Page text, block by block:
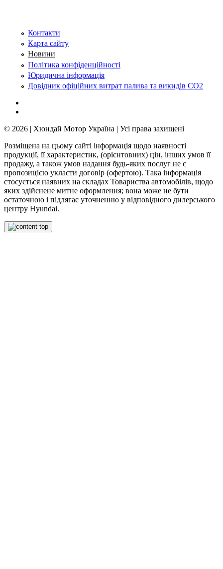
Контакти
Карта сайту
Новини
Політика конфіденційності
Юридична інформація
Довідник офіційних витрат палива та викидів СО2
© 2026 | Хюндай Мотор Україна | Усі права захищені
Розміщена на цьому сайті інформація щодо наявності
продукції, її характеристик, (орієнтовних) цін, інших умов її
продажу, а також умов надання будь-яких послуг не є
пропозицією укласти договір (офертою). Така інформація
стосується наявних на складах Товариства автомобілів, щодо
яких здійснене митне оформлення; вона може не бути
остаточною і підлягає уточненню у відповідного дилерського
центру Hyundai.